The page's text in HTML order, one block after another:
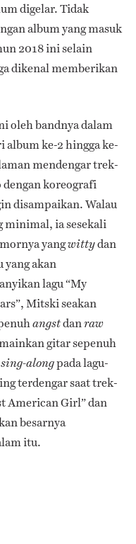
digelar. Tidak
album yang masuk
2018 ini selain
dikenal memberikan
oleh bandnya dalam
album ke-2 hingga ke-
mendengar trek-
dengan koreografi
disampaikan. Walau
ia sesekali
yangwittydan
yang akan
lagu “My
Mitski seakan
angstdanraw
gitar sepenuh
sing-alongpada lagu-
terdengar saat trek-
American Girl” dan
besarnya
itu.